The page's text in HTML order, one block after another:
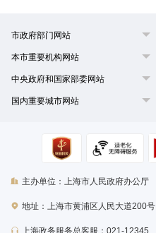
市政府部门网站
本市重要机构网站
中央政府和国家部委网站
国内重要城市网站
主办单位：上海市人民政府办公厅
地址：上海市黄浦区人民大道200号